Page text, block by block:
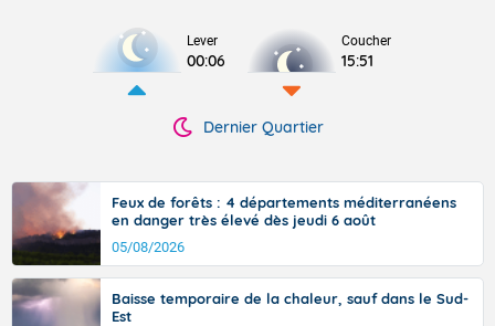
Lever
00:06
Coucher
15:51
Dernier Quartier
Feux de forêts : 4 départements méditerranéens
en danger très élevé dès jeudi 6 août
05/08/2026
Baisse temporaire de la chaleur, sauf dans le Sud-
Est